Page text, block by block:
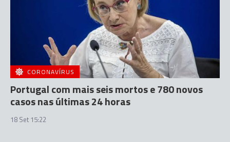
CORONAVÍRUS
Portugal com mais seis mortos e 780 novos
casos nas últimas 24 horas
18 Set 15:22